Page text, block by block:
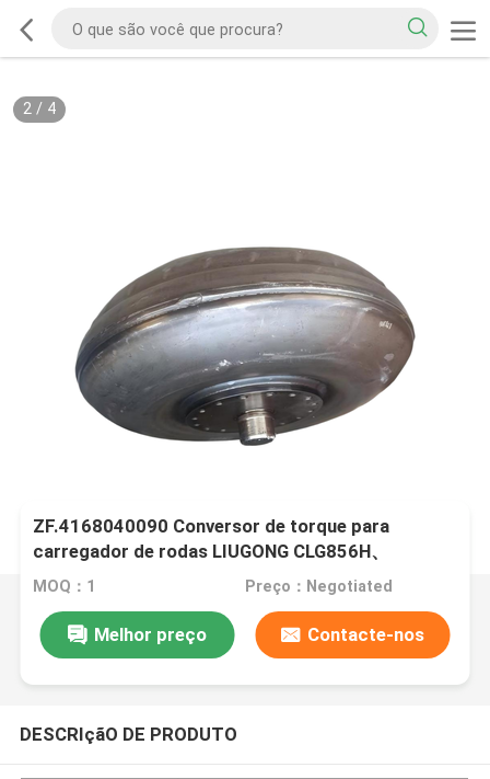
2/ 4
ZF.4168040090 Conversor de torque para
carregador de rodas LIUGONG CLG856H、
CLG862H、CLG870H、CLG886H Transmissão
4WG200、4WG210、4BP230
MOQ：1 Preço：Negotiated
Melhor preço Contacte-nos
DESCRIçãO DE PRODUTO